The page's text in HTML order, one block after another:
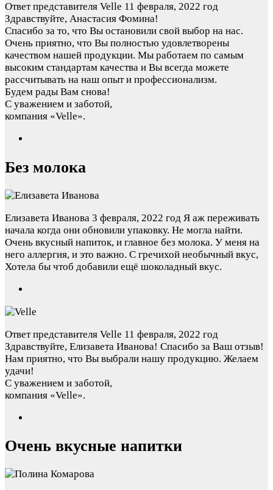
Ответ представителя Velle 11 февраля, 2022 год
Здравствуйте, Анастасия Фомина!
Спасибо за то, что Вы остановили свой выбор на нас.
Очень приятно, что Вы полностью удовлетворены
качеством нашей продукции. Мы работаем по самым
высоким стандартам качества и Вы всегда можете
рассчитывать на наш опыт и профессионализм.
Будем рады Вам снова!
С уважением и заботой,
компания «Velle».
Без молока
Елизавета Иванова 3 февраля, 2022 год Я аж переживать
начала когда они обновили упаковку. Не могла найти.
Очень вкусный напиток, и главное без молока. У меня на
него аллергия, и это важно. С гречихой необычный вкус,
Хотела бы чтоб добавили ещё шоколадный вкус.
Ответ представителя Velle 11 февраля, 2022 год
Здравствуйте, Елизавета Иванова! Спасибо за Ваш отзыв!
Нам приятно, что Вы выбрали нашу продукцию. Желаем
удачи!
С уважением и заботой,
компания «Velle».
Очень вкусные напитки